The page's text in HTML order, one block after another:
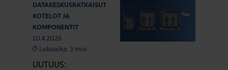
DATAKESKUSRATKAISUT
KOTELOT JA
KOMPONENTIT
10.4.2026
Lukuaika: 3 min
UUTUUS: